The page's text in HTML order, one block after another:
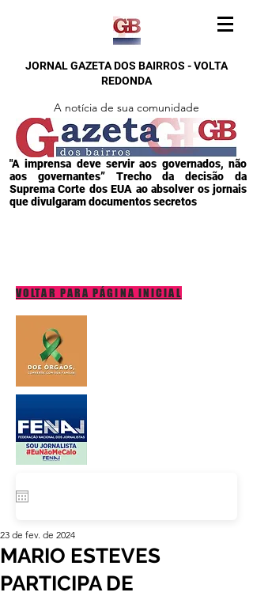
JORNAL GAZETA DOS BAIRROS - VOLTA
REDONDA
A notícia de sua comunidade
"A imprensa deve servir aos governados, não
aos governantes” Trecho da decisão da
Suprema Corte dos EUA ao absolver os jornais
que divulgaram documentos secretos
VOLTAR PARA PÁGINA INICIAL
MARIO ESTEVES
PARTICIPA DE
23 de fev. de 2024